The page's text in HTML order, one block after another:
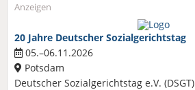
Anzeigen
20 Jahre Deutscher Sozialgerichtstag
05.–06.11.2026
Potsdam
Deutscher Sozialgerichtstag e.V. (DSGT)